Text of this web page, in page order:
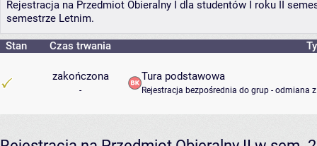
Rejestracja na Przedmiot Obieralny I dla studentów I roku II
semestrze Letnim.
Stan Czas trwania
zakończona
-
Tura podstawowa
Rejestracja bezpośrednia do grup - odmiana